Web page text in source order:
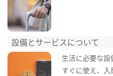
設備とサービスについて
生活に必要な
すぐに使え、入